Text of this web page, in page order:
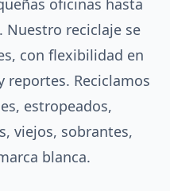
oficinas hasta
Nuestro reciclaje se
con flexibilidad en
reportes. Reciclamos
estropeados,
viejos, sobrantes,
blanca.